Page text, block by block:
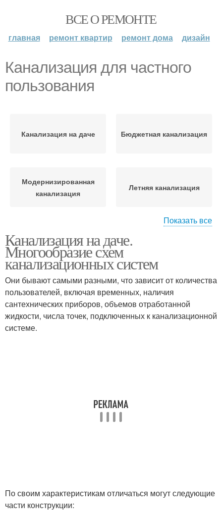
ВСЕ О РЕМОНТЕ
главная ремонт квартир ремонт дома дизайн
Канализация для частного
пользования
Канализация на даче Бюджетная канализация
Модернизированная
канализация
Летняя канализация
канализация
Простая канализация
Показать все
Канализация на даче.
Многообразие схем
канализационных систем
Они бывают самыми разными, что зависит от количества
пользователей, включая временных, наличия
сантехнических приборов, объемов отработанной
жидкости, числа точек, подключенных к канализационной
системе.
По своим характеристикам отличаться могут следующие
части конструкции: